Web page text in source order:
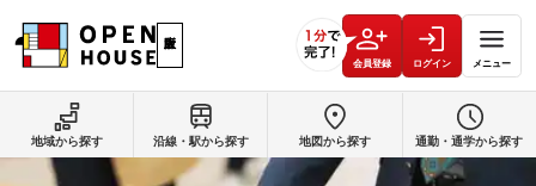
会員登録 ログイン メニュー
地域から探す 沿線・駅から探す 地図から探す 通勤・通学から探す